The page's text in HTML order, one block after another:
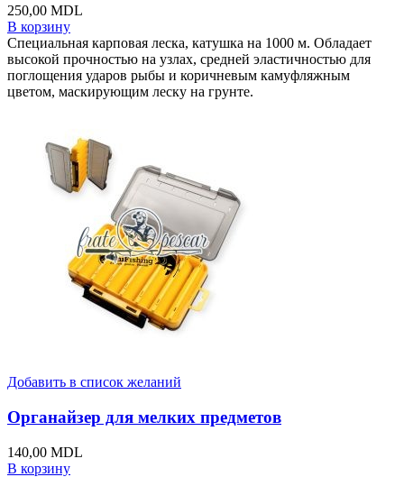
250,00 MDL
В корзину
Специальная карповая леска, катушка на 1000 м. Обладает
высокой прочностью на узлах, средней эластичностью для
поглощения ударов рыбы и коричневым камуфляжным
цветом, маскирующим леску на грунте.
Добавить в список желаний
Органайзер для мелких предметов
140,00 MDL
В корзину